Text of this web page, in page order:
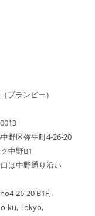
プランビー）
野区弥生町4-26-20
中野B1
は中野通り沿い
26-20 B1F,
ku, Tokyo,